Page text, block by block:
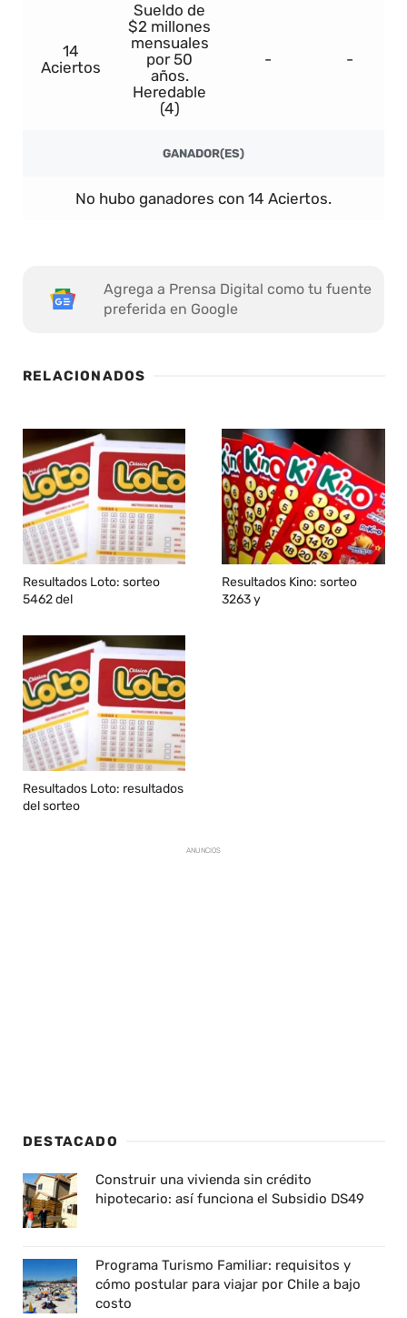
14
Aciertos
Sueldo de
$2 millones
mensuales
por 50
años.
Heredable
(4)
- -
GANADOR(ES)
No hubo ganadores con 14 Aciertos.
Agrega a Prensa Digital como tu fuente
preferida en Google
RELACIONADOS
Resultados Loto: sorteo
5462 del
Resultados Kino: sorteo
3263 y
Resultados Loto: resultados
del sorteo
ANUNCIOS
DESTACADO
Construir una vivienda sin crédito
hipotecario: así funciona el Subsidio DS49
Programa Turismo Familiar: requisitos y
cómo postular para viajar por Chile a bajo
costo